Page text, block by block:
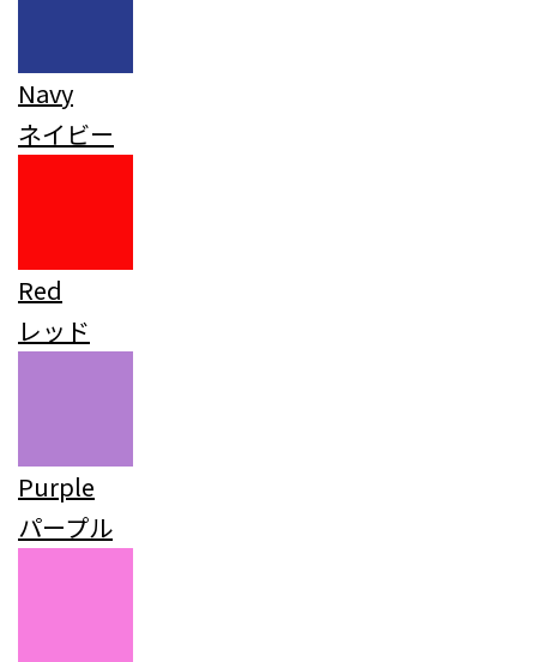
Navy
ネイビー
Red
レッド
Purple
パープル